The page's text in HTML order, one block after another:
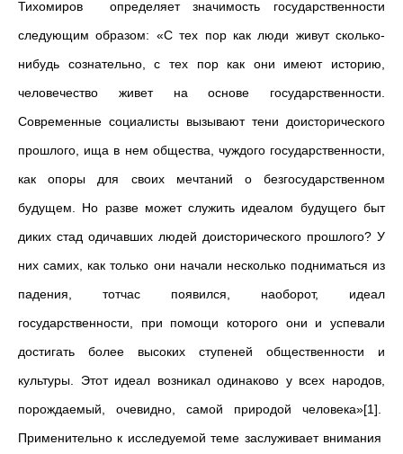
Тихомиров определяет значимость государственности
следующим образом: «С тех пор как люди живут сколько-
нибудь сознательно, с тех пор как они имеют историю,
человечество живет на основе государственности.
Современные социалисты вызывают тени доисторического
прошлого, ища в нем общества, чуждого государственности,
как опоры для своих мечтаний о безгосударственном
будущем. Но разве может служить идеалом будущего быт
диких стад одичавших людей доисторического прошлого? У
них самих, как только они начали несколько подниматься из
падения, тотчас появился, наоборот, идеал
государственности, при помощи которого они и успевали
достигать более высоких ступеней общественности и
культуры. Этот идеал возникал одинаково у всех народов,
порождаемый, очевидно, самой природой человека»[1].
Применительно к исследуемой теме заслуживает внимания